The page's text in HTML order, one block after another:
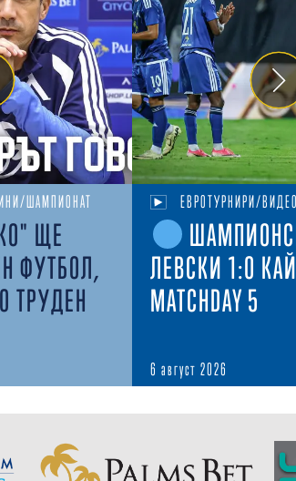
ШАМПИОНАТ
ЩЕ
ФУТБОЛ,
ТРУДЕН
ЕВРОТУРНИРИ/ВИДЕО
ЛЕВСКИ 1:0
MATCHDAY 5
6 август 2026